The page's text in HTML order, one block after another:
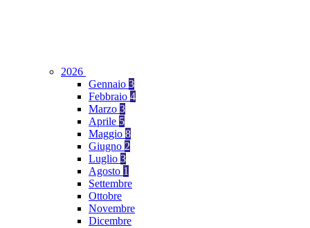
2026
Gennaio 3
Febbraio 4
Marzo 3
Aprile 5
Maggio 8
Giugno 2
Luglio 3
Agosto 1
Settembre
Ottobre
Novembre
Dicembre